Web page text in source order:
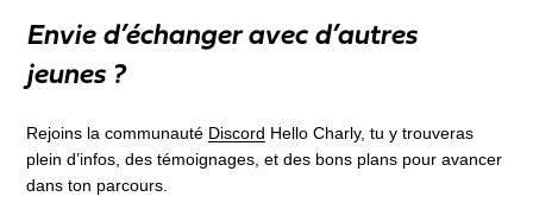
Envie d’échanger avec d’autres
jeunes ?
Rejoins la communauté Discord Hello Charly, tu y trouveras
plein d’infos, des témoignages, et des bons plans pour avancer
dans ton parcours.